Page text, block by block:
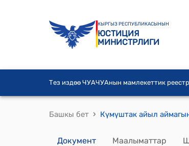
КЫРГЫЗ РЕСПУБЛИКАСЫНЫН
ЮСТИЦИЯ
МИНИСТРЛИГИ
Тез издөө ЧУАЧУАнын мамлекеттик
Башкы бет ›
Документ Маалыматтар